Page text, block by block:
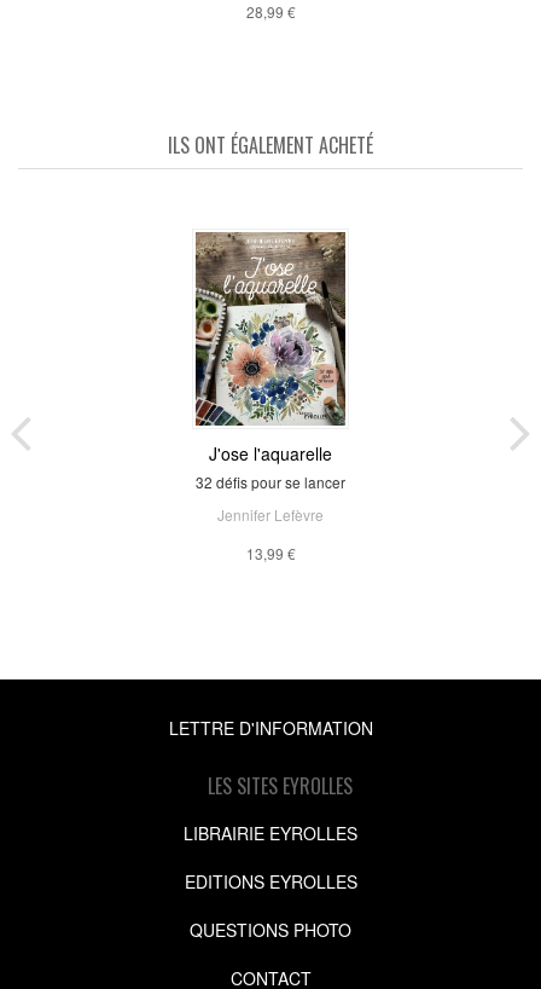
28,99 €
ILS ONT ÉGALEMENT ACHETÉ
J'ose l'aquarelle
32 défis pour se lancer
Jennifer Lefèvre
13,99 €
LETTRE D'INFORMATION
LES SITES EYROLLES
LIBRAIRIE EYROLLES
EDITIONS EYROLLES
QUESTIONS PHOTO
CONTACT